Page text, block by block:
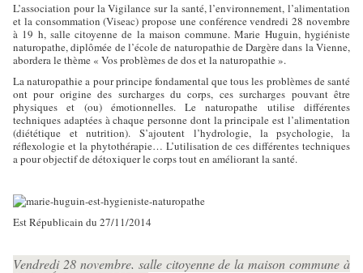
L’association pour la Vigilance sur la santé, l’environnement, l’alimentation
et la consommation (Viseac) propose une conférence vendredi 28 novembre
à 19 h, salle citoyenne de la maison commune. Marie Huguin, hygiéniste
naturopathe, diplômée de l’école de naturopathie de Dargère dans la Vienne,
abordera le thème « Vos problèmes de dos et la naturopathie ».
La naturopathie a pour principe fondamental que tous les problèmes de santé
ont pour origine des surcharges du corps, ces surcharges pouvant être
physiques et (ou) émotionnelles. Le naturopathe utilise différentes
techniques adaptées à chaque personne dont la principale est l’alimentation
(diététique et nutrition). S’ajoutent l’hydrologie, la psychologie, la
réflexologie et la phytothérapie… L’utilisation de ces différentes techniques
a pour objectif de détoxiquer le corps tout en améliorant la santé.
Est Républicain du 27/11/2014
Vendredi 28 novembre, salle citoyenne de la maison commune à